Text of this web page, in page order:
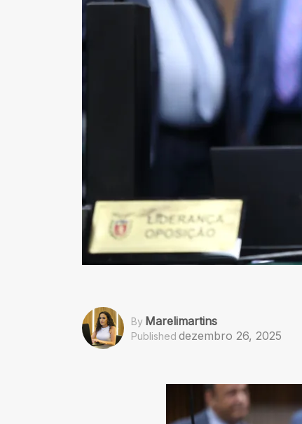
By Marelimartins
Published dezembro 26, 2025